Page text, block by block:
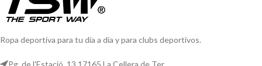
Ropa deportiva para tu día a día y para clubs deportivos.
Pg. de l'Estació, 13 17165 La Cellera de Ter